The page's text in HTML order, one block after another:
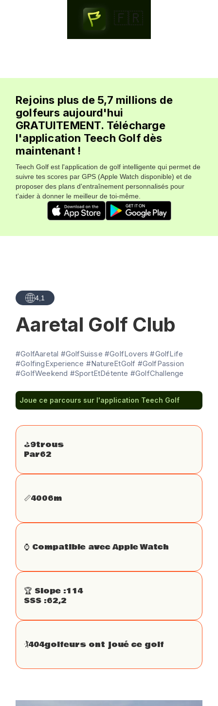
🇫🇷
Rejoins plus de 5,7 millions de
golfeurs aujourd'hui
GRATUITEMENT. Télécharge
l'application Teech Golf dès
maintenant !
Teech Golf est l'application de golf intelligente qui permet de
suivre tes scores par GPS (Apple Watch disponible) et de
proposer des plans d'entraînement personnalisés pour
t'aider à donner le meilleur de toi-même.
4,1
Aaretal Golf Club
#GolfAaretal #GolfSuisse #GolfLovers #GolfLife
#GolfingExperience #NatureEtGolf #GolfPassion
#GolfWeekend #SportEtDétente #GolfChallenge
Joue ce parcours sur l'application Teech Golf
⛳️9trous
Par62
📏4006m
⌚️ Compatible avec Apple Watch
🏆 Slope :114
SSS :62,2
🏌404golfeurs ont joué ce golf